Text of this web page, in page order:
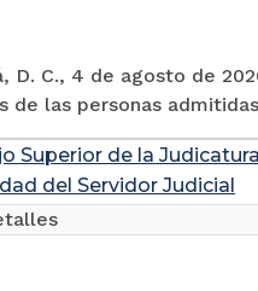
D. C., 4 de agosto de
de las personas
Superior de la
del Servidor Judicial